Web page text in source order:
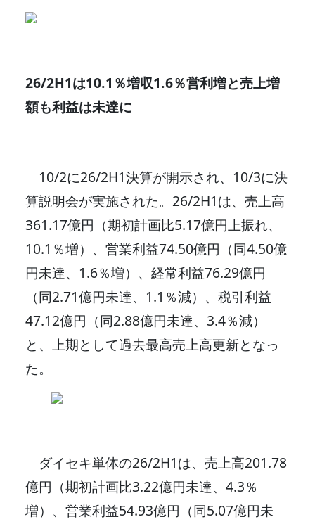
26/2H1は10.1％増収1.6％営利増と売上増
額も利益は未達に
10/2に26/2H1決算が開示され、10/3に決
算説明会が実施された。26/2H1は、売上高
361.17億円（期初計画比5.17億円上振れ、
10.1％増）、営業利益74.50億円（同4.50億
円未達、1.6％増）、経常利益76.29億円
（同2.71億円未達、1.1％減）、税引利益
47.12億円（同2.88億円未達、3.4％減）
と、上期として過去最高売上高更新となっ
た。
ダイセキ単体の26/2H1は、売上高201.78
億円（期初計画比3.22億円未達、4.3％
増）、営業利益54.93億円（同5.07億円未